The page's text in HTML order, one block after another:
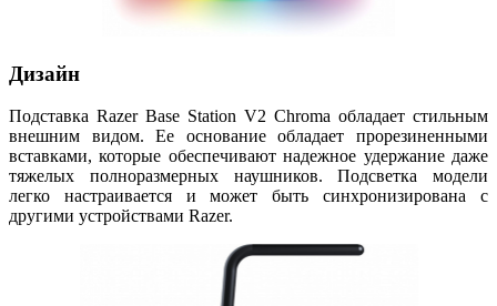
Дизайн
Подставка Razer Base Station V2 Chroma обладает стильным
внешним видом. Ее основание обладает прорезиненными
вставками, которые обеспечивают надежное удержание даже
тяжелых полноразмерных наушников. Подсветка модели
легко настраивается и может быть синхронизирована с
другими устройствами Razer.